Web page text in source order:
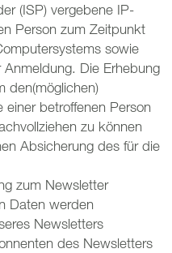
(ISP) vergebene IP-
Person zum Zeitpunkt
sowie
Die Erhebung
den(möglichen)
betroffenen Person
zu können
Absicherung des für die
zum Newsletter
Daten werden
Newsletters
des Newsletters